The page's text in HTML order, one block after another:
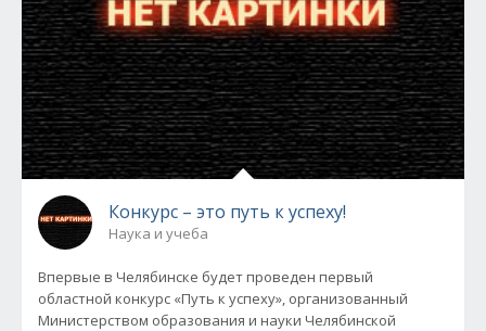
Конкурс – это путь к успеху!
Наука и учеба
Впервые в Челябинске будет проведен первый
областной конкурс «Путь к успеху», организованный
Министерством образования и науки Челябинской